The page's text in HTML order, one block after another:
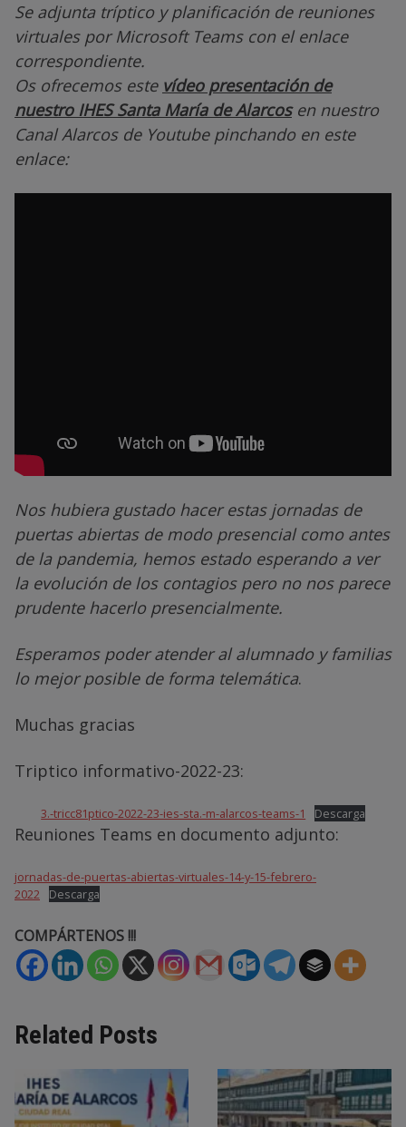
Se adjunta tríptico y planificación de reuniones
virtuales por Microsoft Teams con el enlace
correspondiente.
Os ofrecemos este vídeo presentación de
nuestro IHES Santa María de Alarcosen nuestro
Canal Alarcos de Youtube pinchando en este
enlace:
Nos hubiera gustado hacer estas jornadas de
puertas abiertas de modo presencial como antes
de la pandemia, hemos estado esperando a ver
la evolución de los contagios pero no nos parece
prudente hacerlo presencialmente.
Esperamos poder atender al alumnado y familias
lo mejor posible de forma telemática.
Muchas gracias
Triptico informativo-2022-23:
3.-tricc81ptico-2022-23-ies-sta.-m-alarcos-teams-1 Descarga
Reuniones Teams en documento adjunto:
jornadas-de-puertas-abiertas-virtuales-14-y-15-febrero-
2022
Descarga
COMPÁRTENOS !!!
Related Posts